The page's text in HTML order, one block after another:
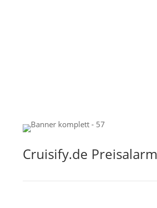
Cruisify.de Preisalarm